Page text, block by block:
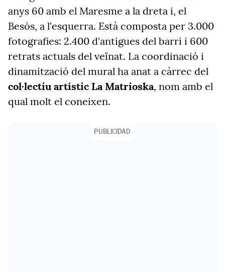
anys 60 amb el Maresme a la dreta i, el
Besòs, a l'esquerra. Està composta per 3.000
fotografies: 2.400 d'antigues del barri i 600
retrats actuals del veïnat. La coordinació i
dinamització del mural ha anat a càrrec del
col·lectiu artístic La Matrioska, nom amb el
qual molt el coneixen.
PUBLICIDAD